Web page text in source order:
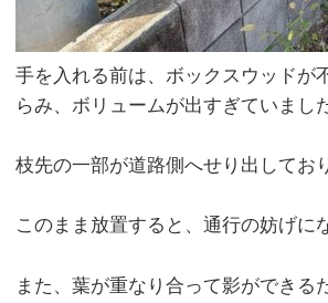
手を入れる前は、ボックスウッドが
らみ、ボリュームが出すぎていまし
枝先の一部が道路側へせり出してお
このまま放置すると、通行の妨げに
また、葉が重なり合って影ができる